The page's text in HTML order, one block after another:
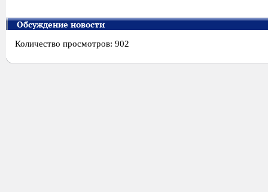
Обсуждение новости
Количество просмотров: 902